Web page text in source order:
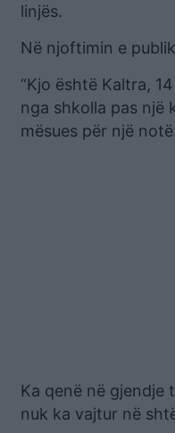
linjës.
Në njoftimin e
“Kjo është Kaltra,
nga shkolla pas një
mësues për një
Ka qenë në gjendje
nuk ka vajtur në